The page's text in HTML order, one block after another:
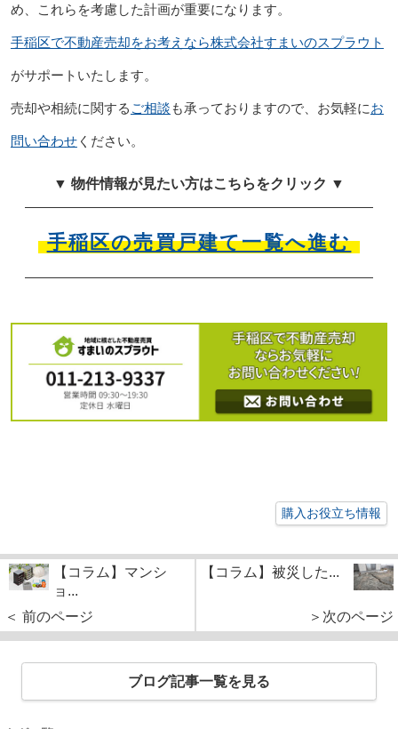
め、これらを考慮した計画が重要になります。
手稲区で不動産売却をお考えなら株式会社すまいのスプラウト
がサポートいたします。
売却や相続に関する ご相談 も承っておりますので、お気軽にお
問い合わせください。
▼ 物件情報が見たい方はこちらをクリック ▼
手稲区の売買戸建て一覧へ進む
購入お役立ち情報
【コラム】マンシ
ョ...
＜ 前のページ
【コラム】被災した...
＞次のページ
ブログ記事一覧を見る